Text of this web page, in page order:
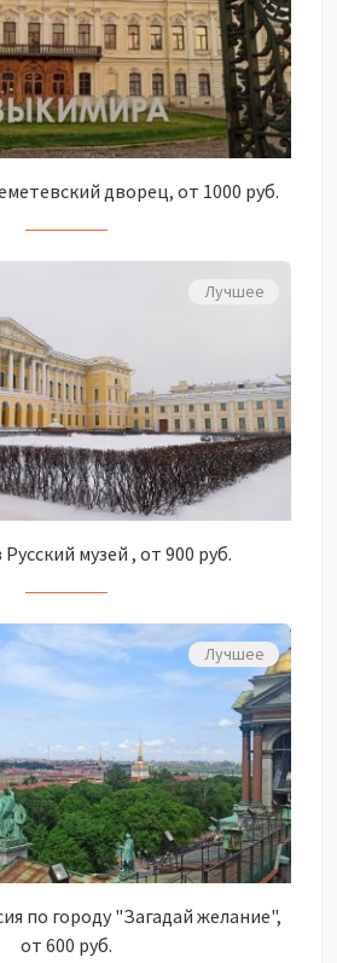
дворец, от 1000 руб.
Лучшее
Русский музей , от 900 руб.
Лучшее
по городу "Загадай желание",
от 600 руб.